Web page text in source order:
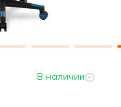
В наличии